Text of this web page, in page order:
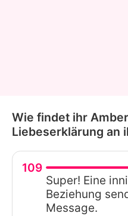
Wie findet ihr
Liebeserklärung an
109
Super! Eine
Beziehung
Message.